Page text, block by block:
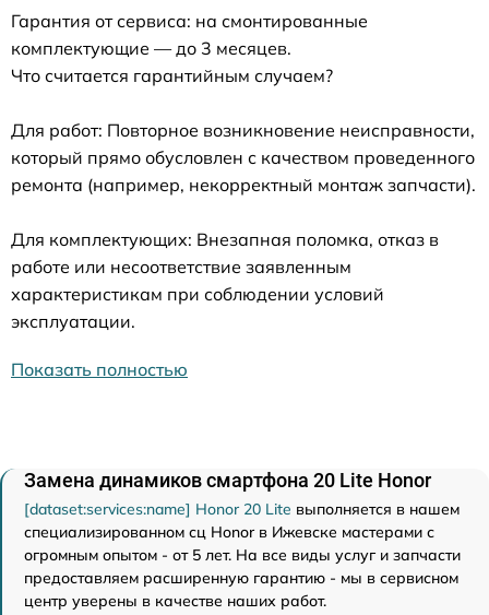
Гарантия от сервиса: на смонтированные
комплектующие — до 3 месяцев.
Что считается гарантийным случаем?
Для работ: Повторное возникновение неисправности,
который прямо обусловлен с качеством проведенного
ремонта (например, некорректный монтаж запчасти).
Для комплектующих: Внезапная поломка, отказ в
работе или несоответствие заявленным
характеристикам при соблюдении условий
эксплуатации.
Показать полностью
Замена динамиков смартфона 20 Lite Honor
[dataset:services:name] Honor 20 Lite выполняется в нашем
специализированном сц Honor в Ижевске мастерами с
огромным опытом - от 5 лет. На все виды услуг и запчасти
предоставляем расширенную гарантию - мы в сервисном
центр уверены в качестве наших работ.